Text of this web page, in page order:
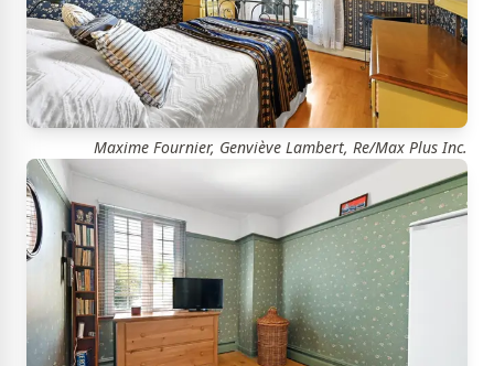
Maxime Fournier, Genviève Lambert, Re/Max Plus Inc.